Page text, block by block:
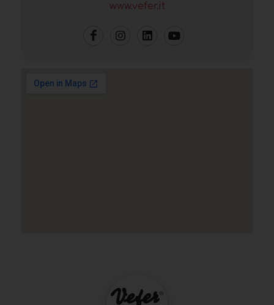
www.vefer.it